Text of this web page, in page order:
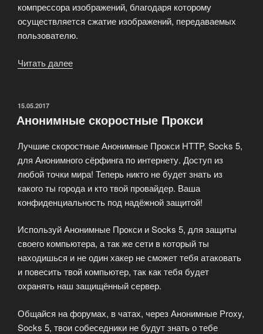
компрессора изображений, благодаря которому
осуществляется сжатие изображений, передаваемых
пользователю.
Читать далее
—
ОПУБЛИКОВАНО
15.05.2017
Анонимные скоростные Прокси
Лучшие скоростные Анонимные Прокси HTTP, Socks 5,
для Анонимного сёрфинга по интернету. Доступ из
любой точки мира! Теперь никто не будет знать из
какого ты города и кто твой провайдер. Ваша
конфиденциальность под надёжной защитой!
Используй Анонимные Прокси и Socks 5, для защиты
своего компьютера, а так же сети в который ты
находишься и не один хакер не сможет тебя атаковать
и повесить твой компьютер, так как тебя будет
охранять наш защищённый сервер.
Общайся на форумах, в чатах, через Анонимные Proxy,
Socks 5, твои собеседники не будут знать о тебе